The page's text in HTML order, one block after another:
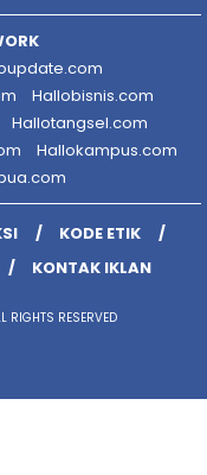
Hallobisnis.com
Hallotangsel.com
Hallokampus.com
KODE ETIK
KONTAK IKLAN
RESERVED